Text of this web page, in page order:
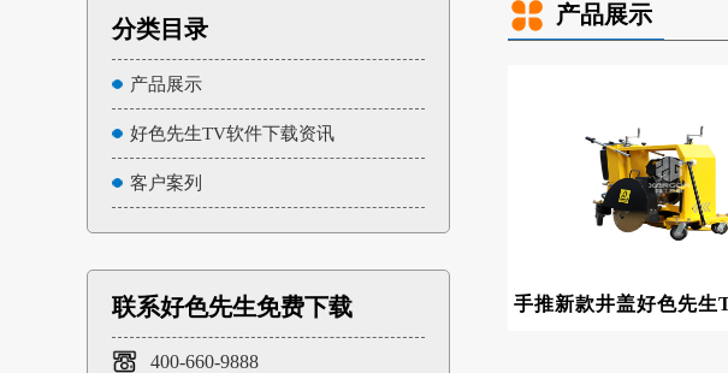
分类目录
产品展示
好色先生TV软件下载资讯
客户案列
联系好色先生免费下载
400-660-9888
产品展示